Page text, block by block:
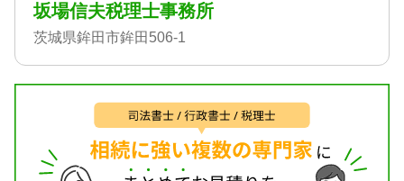
坂場信夫税理士事務所
茨城県鉾田市鉾田506-1